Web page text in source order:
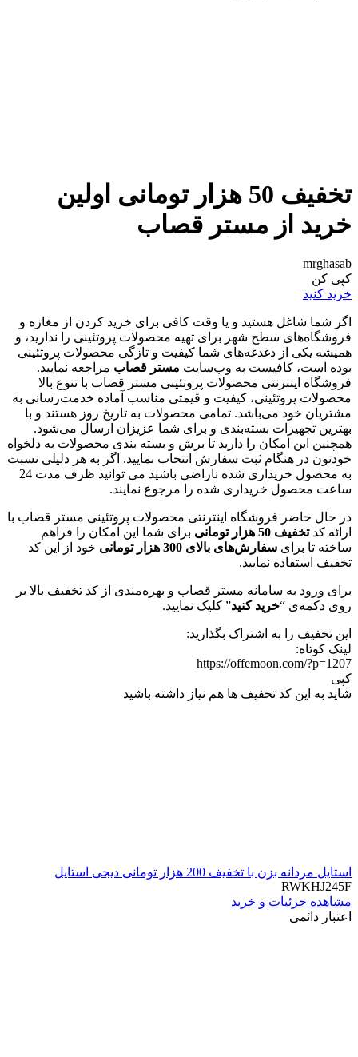
تخفیف 50 هزار تومانی اولین
خرید از مستر قصاب
mrghasab
کپی کن
خرید کنید
اگر شما شاغل هستید و یا وقت کافی برای خرید کردن از مغازه و
فروشگاه‌های سطح شهر برای تهیه محصولات پروتئینی را ندارید، و
همیشه یکی از دغدغه‌های شما کیفیت و تازگی محصولات پروتئینی
بوده است، کافیست به وب‌سایت مستر قصاب مراجعه نمایید.
فروشگاه اینترنتی محصولات پروتئینی مستر قصاب با تنوع بالا
محصولات پروتئینی، کیفیت و قیمتی مناسب آماده خدمت‌رسانی به
مشتریان خود می‌باشد. تمامی محصولات به تاریخ روز هستند و با
بهترین تجهیزات بسته‌بندی و برای شما عزیزان ارسال می‌شود.
همچنین این امکان را دارید تا برش و بسته بندی محصولات به دلخواه
خودتون در هنگام ثبت سفارش انتخاب نمایید. اگر به هر دلیلی نسبت
به محصول خریداری شده ناراضی باشید می توانید ظرف مدت 24
ساعت محصول خریداری شده را مرجوع نمایند.
در حال حاضر فروشگاه اینترنتی محصولات پروتئینی مستر قصاب با
ارائه کدتخفیف 50 هزار تومانی
برای شما این امکان را فراهم
ساخته تا برای سفارش‌های بالای 300 هزار تومانی
خود از این کد
تخفیف استفاده نمایید.
برای ورود به سامانه مستر قصاب و بهره‌مندی از کد تخفیف بالا بر
روی دکمه‌ی “خرید کنید” کلیک نمایید.
این تخفیف را به اشتراک بگذارید:
لینک کوتاه:
https://offemoon.com/?p=1207
کپی
شاید به این کد تخفیف ها هم نیاز داشته باشید
استایل مردانه بزن با تخفیف 200 هزار تومانی دیجی استایل
RWKHJ245F
مشاهده جزئیات و خرید
اعتبار دائمی